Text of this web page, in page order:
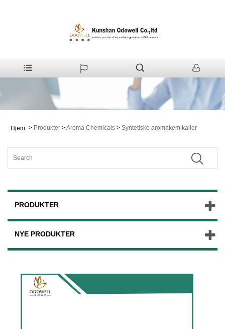
Hjem > Produkter >Aroma Chemicals > Syntetiske aromakemikalier
PRODUKTER
NYE PRODUKTER